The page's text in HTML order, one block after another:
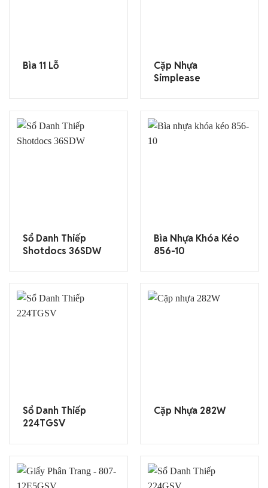
Bìa 11 Lỗ
Cặp Nhựa
Simplease
Sổ Danh Thiếp
Shotdocs 36SDW
Bìa Nhựa Khóa Kéo
856-10
Sổ Danh Thiếp
224TGSV
Cặp Nhựa 282W